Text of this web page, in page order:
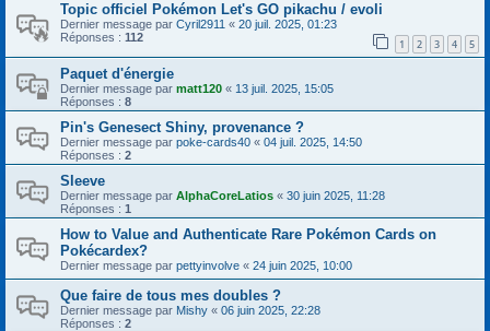
Topic officiel Pokémon Let's GO pikachu / evoli
Dernier message par Cyril2911 « 20 juil. 2025, 01:23
Réponses : 112 1 2 3 4 5
Paquet d'énergie
Dernier message par matt120 « 13 juil. 2025, 15:05
Réponses : 8
Pin's Genesect Shiny, provenance ?
Dernier message par poke-cards40 « 04 juil. 2025, 14:50
Réponses : 2
Sleeve
Dernier message par AlphaCoreLatios « 30 juin 2025, 11:28
Réponses : 1
How to Value and Authenticate Rare Pokémon Cards on
Pokécardex?
Dernier message par pettyinvolve « 24 juin 2025, 10:00
Que faire de tous mes doubles ?
Dernier message par Mishy « 06 juin 2025, 22:28
Réponses : 2